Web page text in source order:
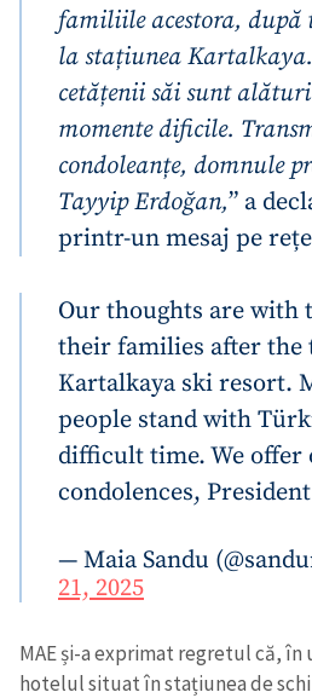
familiile acestora, după
la stațiunea
cetățenii săi sunt alături
momente dificile.
condoleanțe, domnule
Tayyip Erdoğan,” a
printr-un mesaj pe
Our thoughts are with
their families after the
Kartalkaya ski resort.
people stand with
difficult time. We
condolences, President
— Maia Sandu
21, 2025
MAE și-a exprimat regretul că,
hotelul situat în stațiunea de